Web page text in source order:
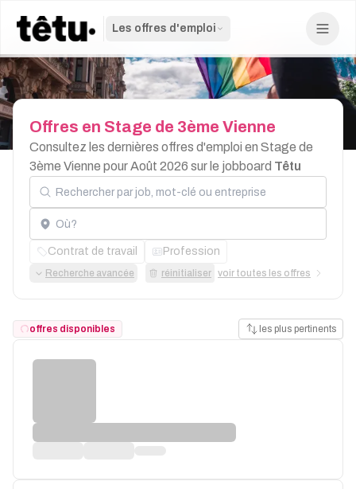
Les offres d'emploi
Offres en Stage de 3ème Vienne
Consultez les dernières offres d'emploi en Stage de
3ème Vienne pour Août 2026 sur le jobboard Têtu
Rechercher par job, mot-clé ou entreprise
Localisation
Contrat de travail Profession
Recherche avancée réinitialiser voir toutes les offres
offres disponibles les plus pertinents